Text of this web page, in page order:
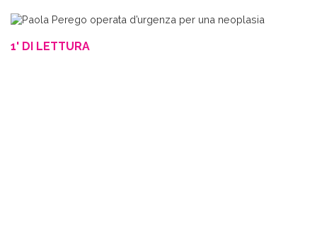
1' DI LETTURA